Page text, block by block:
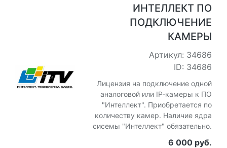
ИНТЕЛЛЕКТ ПО
ПОДКЛЮЧЕНИЕ
КАМЕРЫ
Артикул: 34686
ID: 34686
Лицензия на подключение одной
аналоговой или IP-камеры к ПО
"Интеллект". Приобретается по
количеству камер. Наличие ядра
сисемы "Интеллект" обязательно.
6 000 руб.